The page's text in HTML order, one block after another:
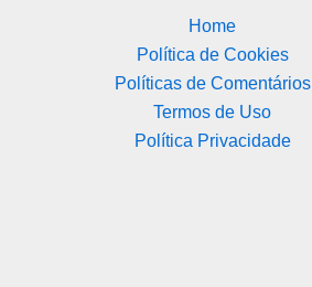
Home
Política de Cookies
Políticas de Comentários
Termos de Uso
Política Privacidade